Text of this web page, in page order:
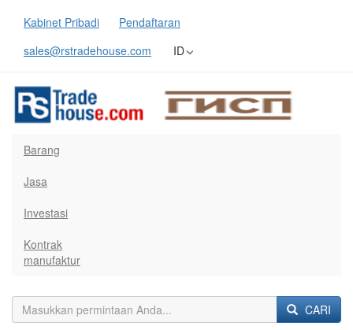
Kabinet Pribadi
Pendaftaran
sales@rstradehouse.com
ID
Barang
Jasa
Investasi
Kontrak
manufaktur
CARI